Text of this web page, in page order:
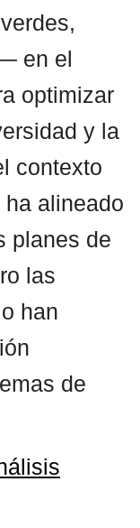
en el
optimizar
y la
contexto
alineado
planes de
las
han
de